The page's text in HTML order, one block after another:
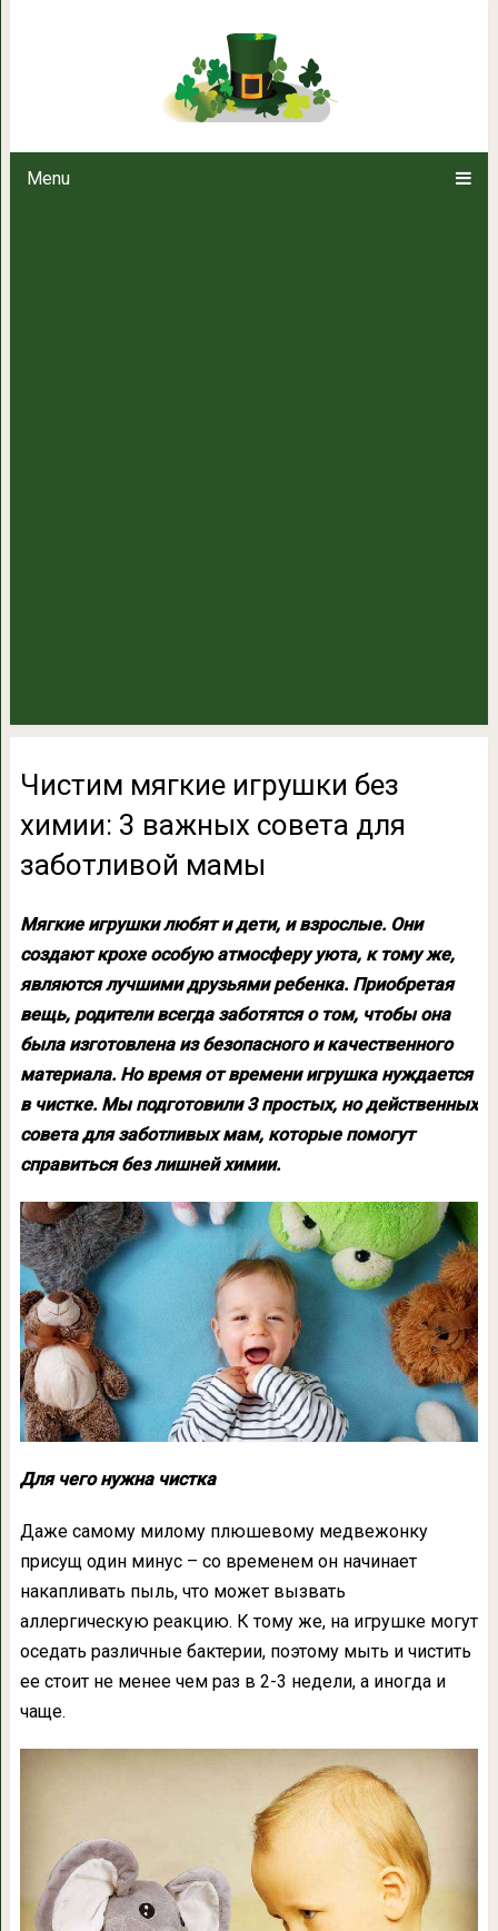
Menu
Чистим мягкие игрушки без
Чистим мягкие игрушки без
химии: 3 важных совета для
заботливой мамы
Мягкие игрушки любят и дети, и взрослые. Они
создают крохе особую атмосферу уюта, к тому же,
являются лучшими друзьями ребенка. Приобретая
вещь, родители всегда заботятся о том, чтобы она
была изготовлена из безопасного и качественного
материала. Но время от времени игрушка нуждается
в чистке. Мы подготовили 3 простых, но действенных
совета для заботливых мам, которые помогут
справиться без лишней химии.
Для чего нужна чистка
Даже самому милому плюшевому медвежонку
присущ один минус – со временем он начинает
накапливать пыль, что может вызвать
аллергическую реакцию. К тому же, на игрушке могут
оседать различные бактерии, поэтому мыть и чистить
ее стоит не менее чем раз в 2-3 недели, а иногда и
чаще.